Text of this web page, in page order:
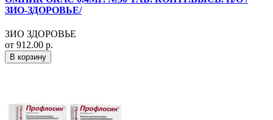
ЗИО-ЗДОРОВЬЕ/
ЗИО ЗДОРОВЬЕ
от 912.00 р.
В корзину